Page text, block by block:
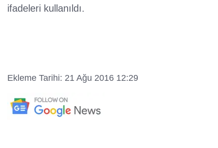
ifadeleri kullanıldı.
Ekleme Tarihi: 21 Ağu 2016 12:29